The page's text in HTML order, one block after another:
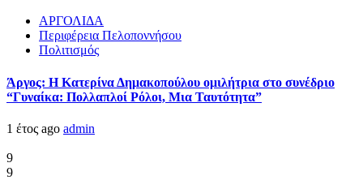
ΑΡΓΟΛΙΔΑ
Περιφέρεια Πελοποννήσου
Πολιτισμός
Άργος: Η Κατερίνα Δημακοπούλου ομιλήτρια στο συνέδριο
“Γυναίκα: Πολλαπλοί Ρόλοι, Μια Ταυτότητα”
1 έτος ago admin
9
9